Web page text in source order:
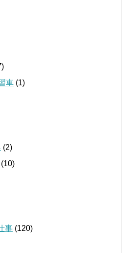
車 (1)
(2)
(10)
事 (120)